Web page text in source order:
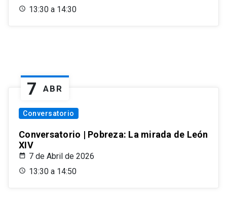
13:30 a 14:30
7 ABR
Conversatorio
Conversatorio | Pobreza: La mirada de León
XIV
7 de Abril de 2026
13:30 a 14:50